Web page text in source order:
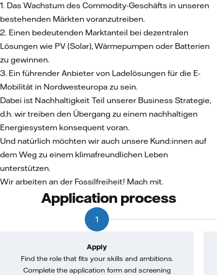
1. Das Wachstum des Commodity-Geschäfts in unseren
bestehenden Märkten voranzutreiben.
2. Einen bedeutenden Marktanteil bei dezentralen
Lösungen wie PV (Solar), Wärmepumpen oder Batterien
zu gewinnen.
3. Ein führender Anbieter von Ladelösungen für die E-
Mobilität in Nordwesteuropa zu sein.
Dabei ist Nachhaltigkeit Teil unserer Business Strategie,
d.h. wir treiben den Übergang zu einem nachhaltigen
Energiesystem konsequent voran.
Und natürlich möchten wir auch unsere Kund:innen auf
dem Weg zu einem klimafreundlichen Leben
unterstützen.
Wir arbeiten an der Fossilfreiheit! Mach mit.
Application process
1
Apply
Find the role that fits your skills and ambitions.
Complete the application form and screening